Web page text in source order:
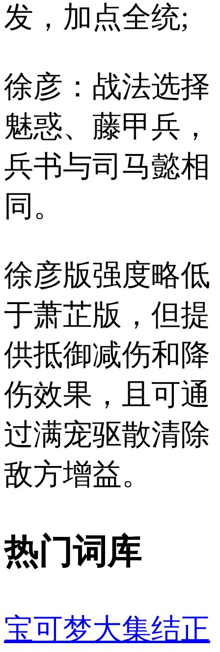
发，加点全统;
徐彦：战法选择
魅惑、藤甲兵，
兵书与司马懿相
同。
徐彦版强度略低
于萧芷版，但提
供抵御减伤和降
伤效果，且可通
过满宠驱散清除
敌方增益。
热门词库
宝可梦大集结正